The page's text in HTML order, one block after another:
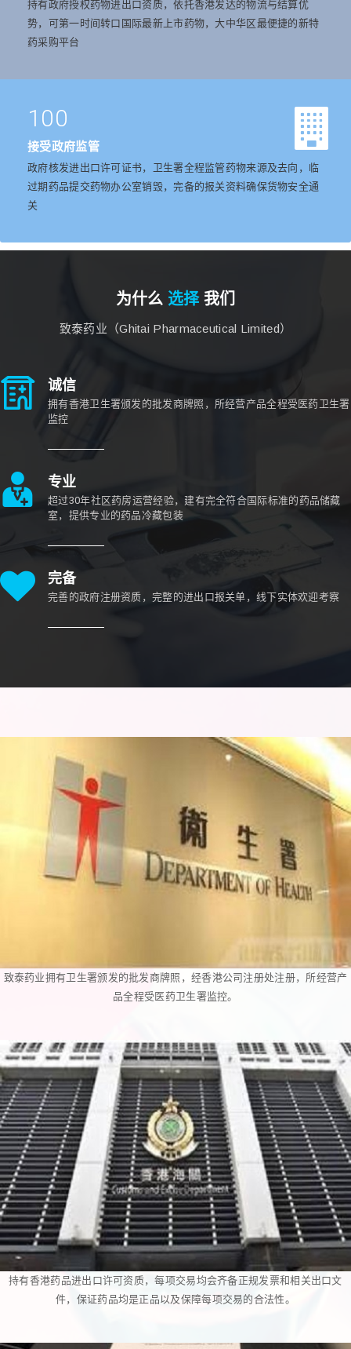
持有政府授权药物进出口资质，依托香港发达的物流与结算优
势，可第一时间转口国际最新上市药物，大中华区最便捷的新特
药采购平台
100
接受政府监管
政府核发进出口许可证书，卫生署全程监管药物来源及去向，临
过期药品提交药物办公室销毁，完备的报关资料确保货物安全通
关
为什么 选择我们
致泰药业（Ghitai Pharmaceutical Limited）
诚信
拥有香港卫生署颁发的批发商牌照，所经营产品全程受医药卫生署
监控
专业
超过30年社区药房运营经验，建有完全符合国际标准的药品储藏
室，提供专业的药品冷藏包装
完备
完善的政府注册资质，完整的进出口报关单，线下实体欢迎考察
致泰药业拥有卫生署颁发的批发商牌照，经香港公司注册处注册，所经营产
品全程受医药卫生署监控。
持有香港药品进出口许可资质，每项交易均会齐备正规发票和相关出口文
件，保证药品均是正品以及保障每项交易的合法性。